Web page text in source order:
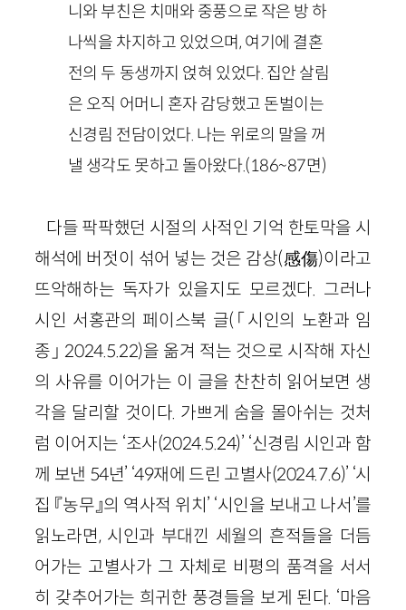
니와 부친은 치매와 중풍으로 작은 방 하
나씩을 차지하고 있었으며, 여기에 결혼
전의 두 동생까지 얹혀 있었다. 집안 살림
은 오직 어머니 혼자 감당했고 돈벌이는
신경림 전담이었다. 나는 위로의 말을 꺼
낼 생각도 못하고 돌아왔다.(186~87면)
다들 팍팍했던 시절의 사적인 기억 한토막을 시
해석에 버젓이 섞어 넣는 것은 감상(感傷)이라고
뜨악해하는 독자가 있을지도 모르겠다. 그러나
시인 서홍관의 페이스북 글(「시인의 노환과 임
종」 2024.5.22)을 옮겨 적는 것으로 시작해 자신
의 사유를 이어가는 이 글을 찬찬히 읽어보면 생
각을 달리할 것이다. 가쁘게 숨을 몰아쉬는 것처
럼 이어지는 ‘조사(2024.5.24)’ ‘신경림 시인과 함
께 보낸 54년’ ‘49재에 드린 고별사(2024.7.6)’ ‘시
집 『농무』의 역사적 위치’ ‘시인을 보내고 나서’를
읽노라면, 시인과 부대낀 세월의 흔적들을 더듬
어가는 고별사가 그 자체로 비평의 품격을 서서
히 갖추어가는 희귀한 풍경들을 보게 된다. ‘마음